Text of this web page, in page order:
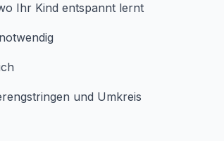
Ihr Kind entspannt lernt
und Umkreis